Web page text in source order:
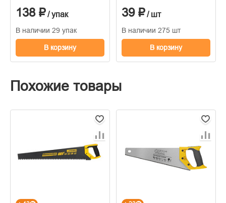
отверстий, Р180, 5 шт
138 ₽/ упак
В наличии 29 упак
В корзину
39 ₽/ шт
В наличии 275 шт
В корзину
Похожие товары